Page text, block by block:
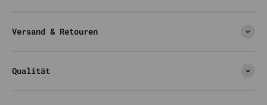
Versand & Retouren
Qualität